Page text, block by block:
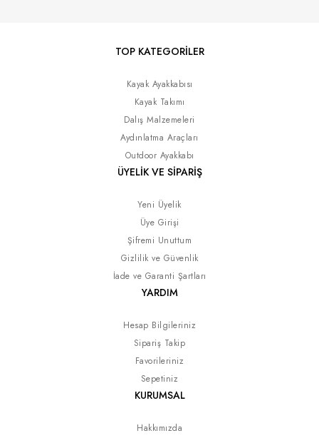
TOP KATEGORİLER
Kayak Ayakkabısı
Kayak Takımı
Dalış Malzemeleri
Aydınlatma Araçları
Outdoor Ayakkabı
ÜYELİK VE SİPARİŞ
Yeni Üyelik
Üye Girişi
Şifremi Unuttum
Gizlilik ve Güvenlik
İade ve Garanti Şartları
YARDIM
Hesap Bilgileriniz
Sipariş Takip
Favorileriniz
Sepetiniz
KURUMSAL
Hakkımızda